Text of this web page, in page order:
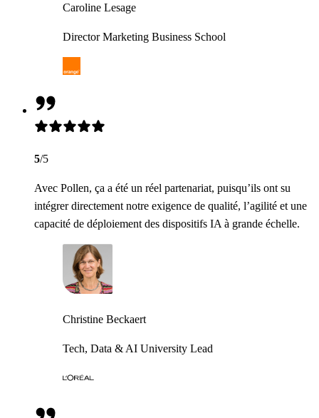
Caroline Lesage
Director Marketing Business School
5/5
Avec Pollen, ça a été un réel partenariat, puisqu’ils ont su
intégrer directement notre exigence de qualité, l’agilité et une
capacité de déploiement des dispositifs IA à grande échelle.
Christine Beckaert
Tech, Data & AI University Lead